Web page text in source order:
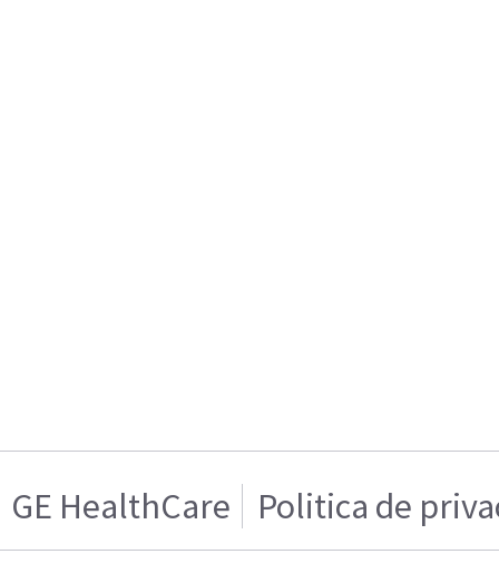
GE HealthCare Politica de